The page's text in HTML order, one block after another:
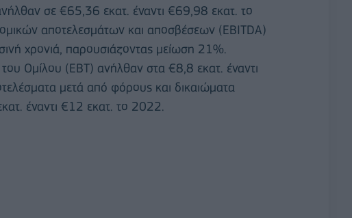
σε €65,36 εκατ. έναντι €69,98 εκατ. το
αποτελεσμάτων και αποσβέσεων (EBITDA)
χρονιά, παρουσιάζοντας μείωση 21%.
Ομίλου (EBT) ανήλθαν στα €8,8 εκατ. έναντι
μετά από φόρους και δικαιώματα
έναντι €12 εκατ. το 2022.